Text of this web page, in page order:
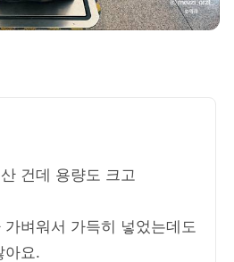
건데 용량도 크고
벼워서 가득히 넣었는데도
아요.